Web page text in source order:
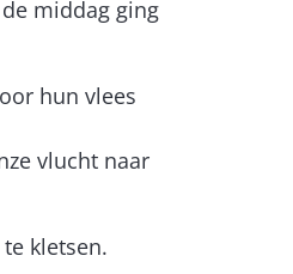
middag ging
hun vlees
vlucht naar
kletsen.